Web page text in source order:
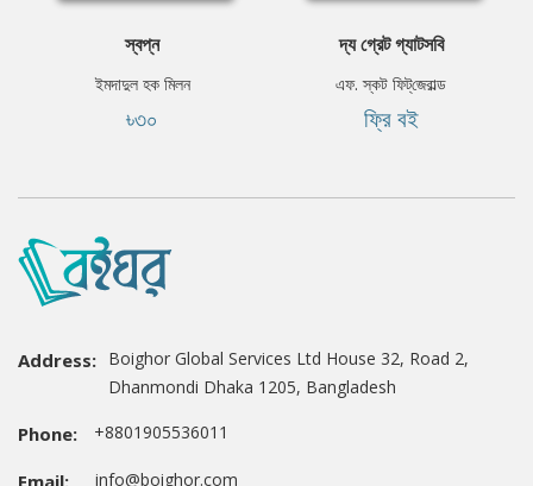
স্বপ্ন
ইমদাদুল হক মিলন
৳৩০
দ্য গ্রেট গ্যাটসবি
এফ. স্কট ফিট্‌জেরাল্ড
ফ্রি বই
Address: Boighor Global Services Ltd House 32, Road 2,
Dhanmondi Dhaka 1205, Bangladesh
Phone: +8801905536011
info@boighor.com